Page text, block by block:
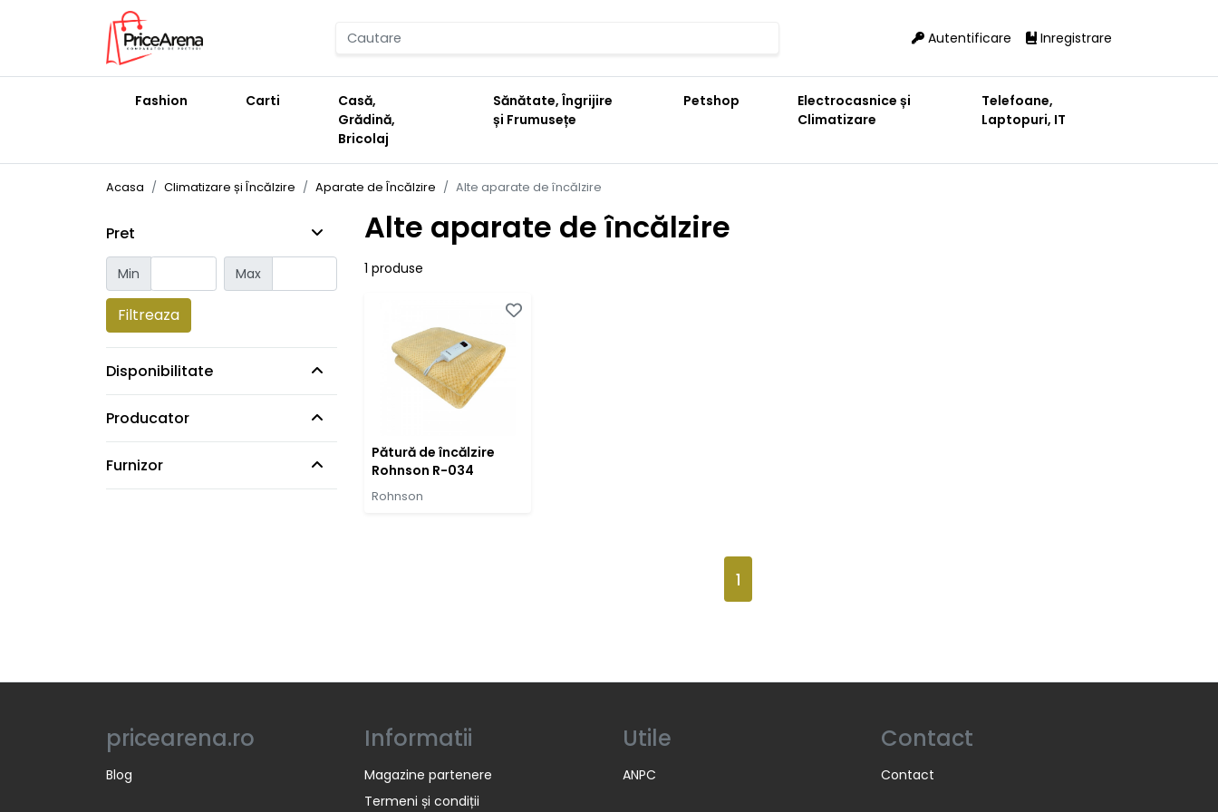
Autentificare Inregistrare
Fashion Carti
Casă,
Grădină,
Bricolaj
Sănătate, Îngrijire
și Frumusețe
Petshop
Electrocasnice și
Climatizare
Telefoane,
Laptopuri, IT
Acasa Climatizare și Încălzire Aparate de Încălzire Alte aparate de încălzire
Pret
Min Max
Filtreaza
Disponibilitate
Producator
Furnizor
Alte aparate de încălzire
1 produse
Pătură de încălzire
Rohnson R-034
Rohnson
1
pricearena.ro
Blog
Informatii
Magazine partenere
Termeni și condiții
Utile
ANPC
Contact
Contact